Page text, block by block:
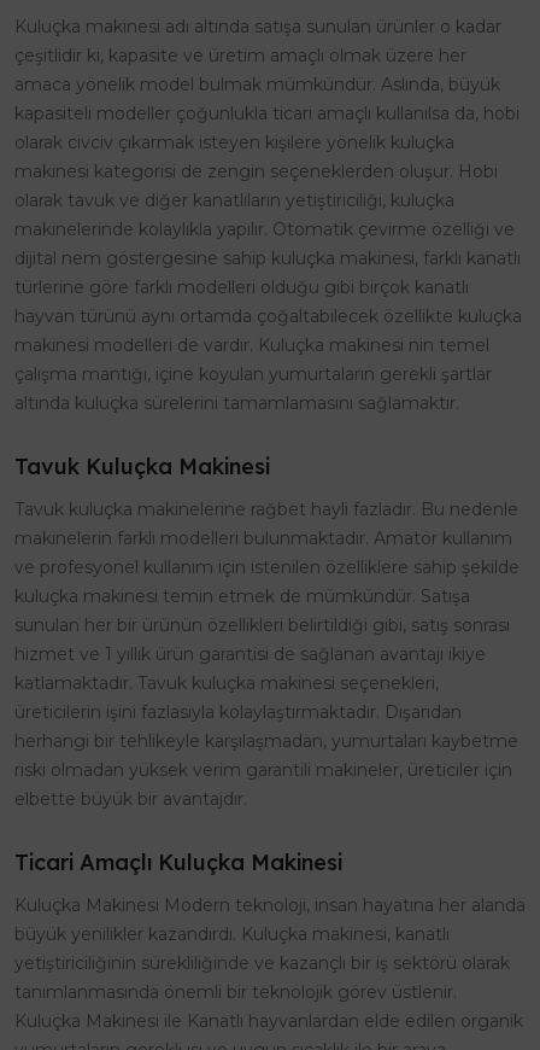
Kuluçka makinesi adı altında satışa sunulan ürünler o kadar
çeşitlidir ki, kapasite ve üretim amaçlı olmak üzere her
amaca yönelik model bulmak mümkündür. Aslında, büyük
kapasiteli modeller çoğunlukla ticari amaçlı kullanılsa da, hobi
olarak civciv çıkarmak isteyen kişilere yönelik kuluçka
makinesi kategorisi de zengin seçeneklerden oluşur. Hobi
olarak tavuk ve diğer kanatlıların yetiştiriciliği, kuluçka
makinelerinde kolaylıkla yapılır. Otomatik çevirme özelliği ve
dijital nem göstergesine sahip kuluçka makinesi, farklı kanatlı
türlerine göre farklı modelleri olduğu gibi birçok kanatlı
hayvan türünü aynı ortamda çoğaltabilecek özellikte kuluçka
makinesi modelleri de vardır. Kuluçka makinesi nin temel
çalışma mantığı, içine koyulan yumurtaların gerekli şartlar
altında kuluçka sürelerini tamamlamasını sağlamaktır.
Tavuk Kuluçka Makinesi
Tavuk kuluçka makinelerine rağbet hayli fazladır. Bu nedenle
makinelerin farklı modelleri bulunmaktadır. Amatör kullanım
ve profesyonel kullanım için istenilen özelliklere sahip şekilde
kuluçka makinesi temin etmek de mümkündür. Satışa
sunulan her bir ürünün özellikleri belirtildiği gibi, satış sonrası
hizmet ve 1 yıllık ürün garantisi de sağlanan avantajı ikiye
katlamaktadır. Tavuk kuluçka makinesi seçenekleri,
üreticilerin işini fazlasıyla kolaylaştırmaktadır. Dışarıdan
herhangi bir tehlikeyle karşılaşmadan, yumurtaları kaybetme
riski olmadan yüksek verim garantili makineler, üreticiler için
elbette büyük bir avantajdır.
Ticari Amaçlı Kuluçka Makinesi
Kuluçka Makinesi Modern teknoloji, insan hayatına her alanda
büyük yenilikler kazandırdı. Kuluçka makinesi, kanatlı
yetiştiriciliğinin sürekliliğinde ve kazançlı bir iş sektörü olarak
tanımlanmasında önemli bir teknolojik görev üstlenir.
Kuluçka Makinesi ile Kanatlı hayvanlardan elde edilen organik